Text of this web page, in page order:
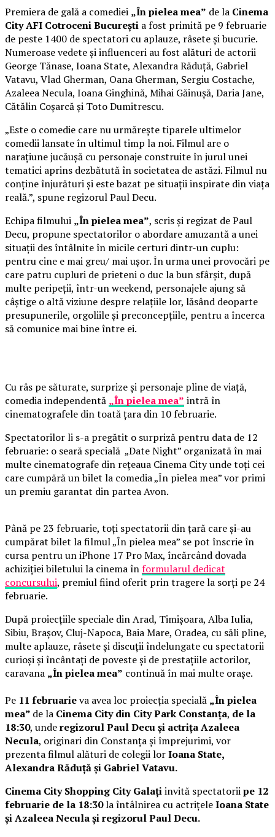
Premiera de gală a comediei „În pielea mea” de la Cinema
City AFI Cotroceni București a fost primită pe 9 februarie
de peste 1400 de spectatori cu aplauze, râsete și bucurie.
Numeroase vedete și influenceri au fost alături de actorii
George Tănase, Ioana State, Alexandra Răduță, Gabriel
Vatavu, Vlad Gherman, Oana Gherman, Sergiu Costache,
Azaleea Necula, Ioana Ginghină, Mihai Găinușă, Daria Jane,
Cătălin Coșarcă și Toto Dumitrescu.
„Este o comedie care nu urmărește tiparele ultimelor
comedii lansate în ultimul timp la noi. Filmul are o
narațiune jucăușă cu personaje construite în jurul unei
tematici aprins dezbătută în societatea de astăzi. Filmul nu
conține înjurături și este bazat pe situații inspirate din viața
reală.”, spune regizorul Paul Decu.
Echipa filmului „În pielea mea”, scris și regizat de Paul
Decu, propune spectatorilor o abordare amuzantă a unei
situații des întâlnite în micile certuri dintr-un cuplu:
pentru cine e mai greu/ mai ușor. În urma unei provocări pe
care patru cupluri de prieteni o duc la bun sfârșit, după
multe peripeții, într-un weekend, personajele ajung să
câștige o altă viziune despre relațiile lor, lăsând deoparte
presupunerile, orgoliile și preconcepțiile, pentru a încerca
să comunice mai bine între ei.
Cu râs pe săturate, surprize și personaje pline de viață,
comedia independentă „În pielea mea” intră în
cinematografele din toată țara din 10 februarie.
Spectatorilor li s-a pregătit o surpriză pentru data de 12
februarie: o seară specială „Date Night” organizată în mai
multe cinematografe din rețeaua Cinema City unde toți cei
care cumpără un bilet la comedia „În pielea mea” vor primi
un premiu garantat din partea Avon.
Până pe 23 februarie, toți spectatorii din țară care și-au
cumpărat bilet la filmul „În pielea mea” se pot înscrie în
cursa pentru un iPhone 17 Pro Max, încărcând dovada
achiziției biletului la cinema înformularul dedicat
concursului, premiul fiind oferit prin tragere la sorți pe 24
februarie.
După proiecțiile speciale din Arad, Timișoara, Alba Iulia,
Sibiu, Brașov, Cluj-Napoca, Baia Mare, Oradea, cu săli pline,
multe aplauze, râsete și discuții îndelungate cu spectatorii
curioși și încântați de poveste și de prestațiile actorilor,
caravana „În pielea mea” continuă în mai multe orașe.
Pe 11 februarieva avea loc proiecția specială „În pielea
mea” de la Cinema City din City Park Constanța, de la
18:30, underegizorul Paul Decu și actrița Azaleea
Necula, originari din Constanța și împrejurimi, vor
prezenta filmul alături de colegii lorIoana State,
Alexandra Răduță și Gabriel Vatavu.
Cinema City Shopping City Galațiinvită spectatoriipe 12
februarie de la 18:30la întâlnirea cu actrițeleIoana State
și Azaleea Necula și regizorul Paul Decu.